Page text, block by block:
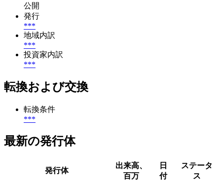
公開
発行
***
地域内訳
***
投資家内訳
***
転換および交換
転換条件
***
最新の発行体
発行体
出来高、
百万
日
付
ステータ
ス